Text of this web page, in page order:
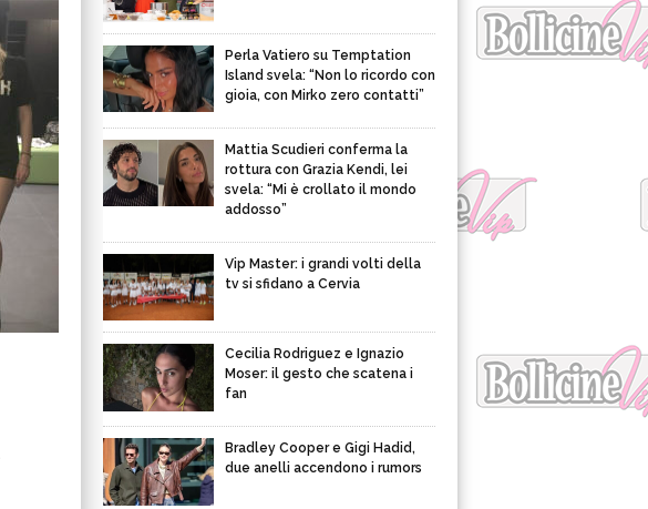
Perla Vatiero su Temptation
Island svela: “Non lo ricordo con
gioia, con Mirko zero contatti”
Mattia Scudieri conferma la
rottura con Grazia Kendi, lei
svela: “Mi è crollato il mondo
addosso”
Vip Master: i grandi volti della
tv si sfidano a Cervia
Cecilia Rodriguez e Ignazio
Moser: il gesto che scatena i
fan
Bradley Cooper e Gigi Hadid,
due anelli accendono i rumors